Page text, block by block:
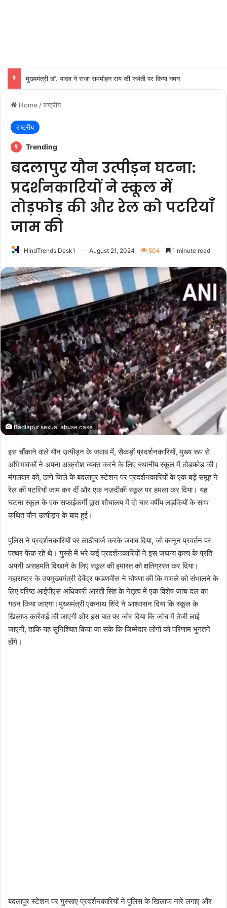
मुख्यमंत्री डॉ. यादव ने राजा राममोहन राय की जयंती पर किया नमन
Home /राष्ट्रीय
राष्ट्रीय
Trending
बदलापुर यौन उत्पीड़न घटना:
प्रदर्शनकारियों ने स्कूल में
तोड़फोड़ की और रेल को पटरियाँ
जाम की
HindTrends Desk1 August 21, 2024 504 1 minute read
Badlapur sexual abuse case
इस चौंकाने वाले यौन उत्पीड़न के जवाब में, सैकड़ों प्रदर्शनकारियों, मुख्य रूप से
अभिभावकों ने अपना आक्रोश व्यक्त करने के लिए स्थानीय स्कूल में तोड़फोड़ की।
मंगलवार को, ठाणे जिले के बदलापुर स्टेशन पर प्रदर्शनकारियों के एक बड़े समूह ने
रेल की पटरियाँ जाम कर दीं और एक नज़दीकी स्कूल पर हमला कर दिया। यह
घटना स्कूल के एक सफाईकर्मी द्वारा शौचालय में दो चार वर्षीय लड़कियों के साथ
कथित यौन उत्पीड़न के बाद हुई।
पुलिस ने प्रदर्शनकारियों पर लाठीचार्ज करके जवाब दिया, जो कानून प्रवर्तन पर
पत्थर फेंक रहे थे। गुस्से में भरे कई प्रदर्शनकारियों ने इस जघन्य कृत्य के प्रति
अपनी असहमति दिखाने के लिए स्कूल की इमारत को क्षतिग्रस्त कर दिया।
महाराष्ट्र के उपमुख्यमंत्री देवेंद्र फडणवीस ने घोषणा की कि मामले को संभालने के
लिए वरिष्ठ आईपीएस अधिकारी आरती सिंह के नेतृत्व में एक विशेष जांच दल का
गठन किया जाएगा।मुख्यमंत्री एकनाथ शिंदे ने आश्वासन दिया कि स्कूल के
खिलाफ कार्रवाई की जाएगी और इस बात पर जोर दिया कि जांच में तेजी लाई
जाएगी, ताकि यह सुनिश्चित किया जा सके कि जिम्मेदार लोगों को परिणाम भुगतने
होंगे।
बदलापुर स्टेशन पर गुस्साए प्रदर्शनकारियों ने पुलिस के खिलाफ नारे लगाए और